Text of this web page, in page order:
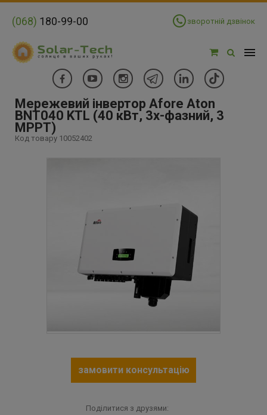
(068) 180-99-00 зворотній дзвінок
Мережевий інвертор Afore Aton
BNT040 KTL (40 кВт, 3x-фазний, 3
МРРТ)
Код товару 10052402
замовити консультацію
Поділитися з друзями: